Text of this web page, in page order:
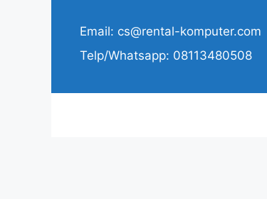
Email: cs@rental-komputer.com
Telp/Whatsapp: 08113480508